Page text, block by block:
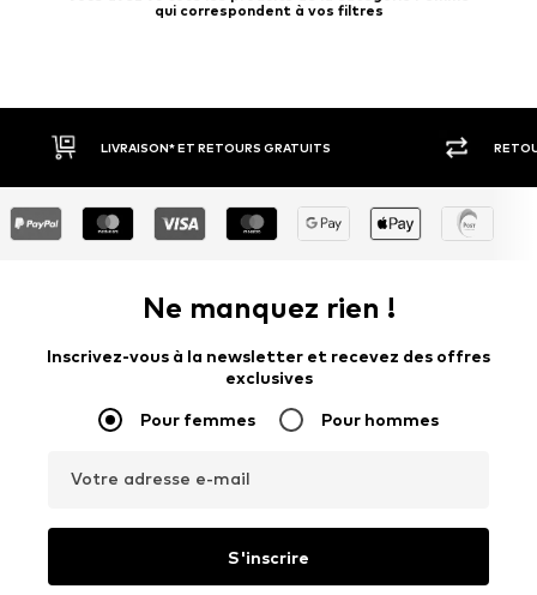
qui correspondent à vos filtres
RETOUR SOUS 30 JOURS LARGE
Ne manquez rien !
Inscrivez-vous à la newsletter et recevez des offres
exclusives
Pour femmes Pour hommes
Votre adresse e-mail
S'inscrire